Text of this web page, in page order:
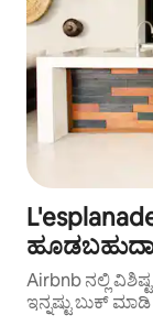
Airbnb ನಲ್ಲಿ
ಇನ್ನಷ್ಟು ಬುಕ್ ಮಾಡಿ